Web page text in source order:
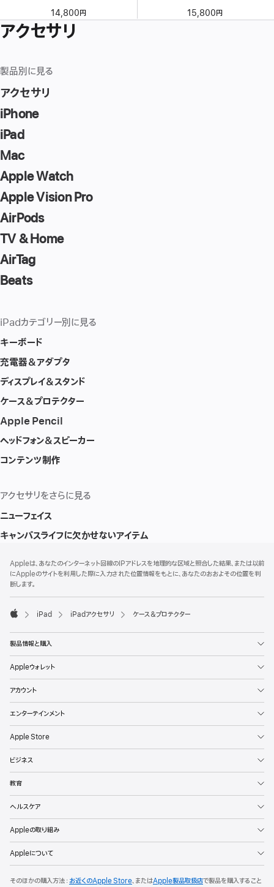
14,800円 15,800円
アクセサリ
製品別に見る
アクセサリ
iPhone
iPad
Mac
Apple Watch
Apple Vision Pro
AirPods
TV & Home
AirTag
Beats
iPadカテゴリー別に見る
キーボード
充電器＆アダプタ
ディスプレイ＆スタンド
ケース＆プロテクター
Apple Pencil
ヘッドフォン＆スピーカー
コンテンツ制作
アクセサリをさらに見る
ニューフェイス
キャンパスライフに欠かせないアイテム
ッ
タ
注
Appleは、あなたのインターネット回線のIPアドレスを地理的な区域と照合した結果、または以前
にAppleのサイトを利用した際に入力された位置情報をもとに、あなたのおおよその位置を判
断します。
iPad iPadアクセサリ ケース＆プロテクター
製品情報と購入
Appleウォレット
アカウント
エンターテインメント
Apple Store
ビジネス
教育
ヘルスケア
Appleの取り組み
Appleについて
そのほかの購入方法： お近くのApple Store、またはApple製品取扱店で製品を購入すること